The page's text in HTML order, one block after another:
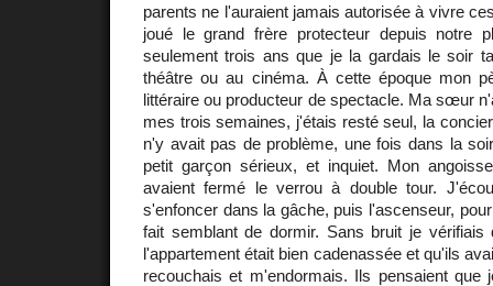
parents ne l'auraient jamais autorisée à vivre
joué le grand frère protecteur depuis notre
seulement trois ans que je la gardais le soir
théâtre ou au cinéma. À cette époque mon
littéraire ou producteur de spectacle. Ma sœur
mes trois semaines, j'étais resté seul, la
n'y avait pas de problème, une fois dans la
petit garçon sérieux, et inquiet. Mon
avaient fermé le verrou à double tour.
s'enfoncer dans la gâche, puis l'ascenseur,
fait semblant de dormir. Sans bruit je vérifiais
l'appartement était bien cadenassée et qu'ils
recouchais et m'endormais. Ils pensaient que